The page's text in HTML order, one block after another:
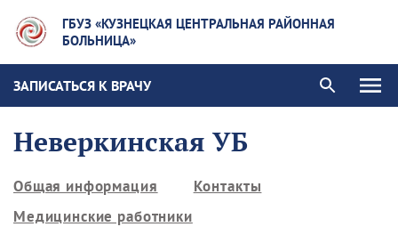
ГБУЗ «КУЗНЕЦКАЯ ЦЕНТРАЛЬНАЯ РАЙОННАЯ
БОЛЬНИЦА»
ЗАПИСАТЬСЯ К ВРАЧУ
Неверкинская УБ
Общая информация
Контакты
Медицинские работники